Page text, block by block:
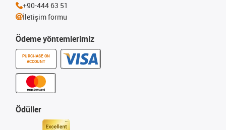
Ödeme yöntemlerimiz
PURCHASE ON
ACCOUNT
Ödüller
+90-444 63 51
İletişim formu